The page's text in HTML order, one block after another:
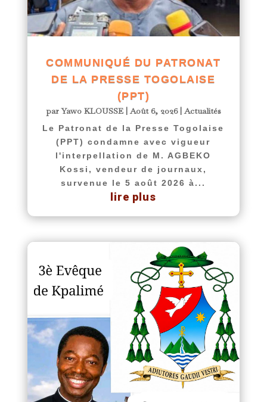
COMMUNIQUÉ DU PATRONAT
DE LA PRESSE TOGOLAISE
(PPT)
parYawo KLOUSSE| Août 6, 2026| Actualités
Le Patronat de la Presse Togolaise
(PPT) condamne avec vigueur
l'interpellation de M. AGBEKO
Kossi, vendeur de journaux,
survenue le 5 août 2026 à...
lire plus